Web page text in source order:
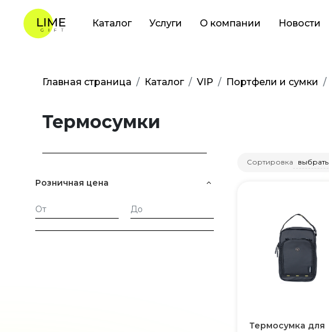
Каталог Услуги О компании Новости
Главная страница Каталог VIP Портфели и сумки
Термосумки
Розничная цена
Сортировка выбрать
Термосумка для